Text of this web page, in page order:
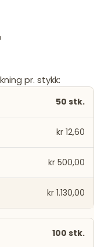
pr. stykk:
50 stk.
kr 12,60
kr 500,00
kr 1.130,00
100 stk.